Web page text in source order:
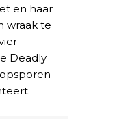
en haar
wraak te
Deadly